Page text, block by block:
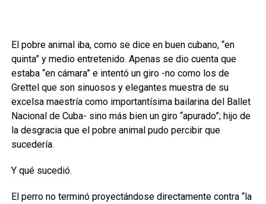
El pobre animal iba, como se dice en buen cubano, “en
quinta” y medio entretenido. Apenas se dio cuenta que
estaba “en cámara” e intentó un giro -no como los de
Grettel que son sinuosos y elegantes muestra de su
excelsa maestría como importantísima bailarina del Ballet
Nacional de Cuba- sino más bien un giro “apurado”; hijo de
la desgracia que el pobre animal pudo percibir que
sucedería.
Y qué sucedió.
El perro no terminó proyectándose directamente contra “la